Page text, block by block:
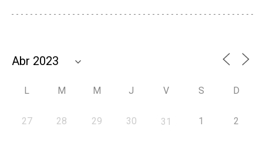
L M M J V S D
27 28 29 30 31 1 2